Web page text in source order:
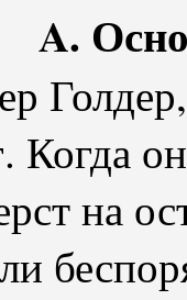
A.
Когда
на